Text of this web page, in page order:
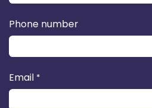
Phone number
Email *